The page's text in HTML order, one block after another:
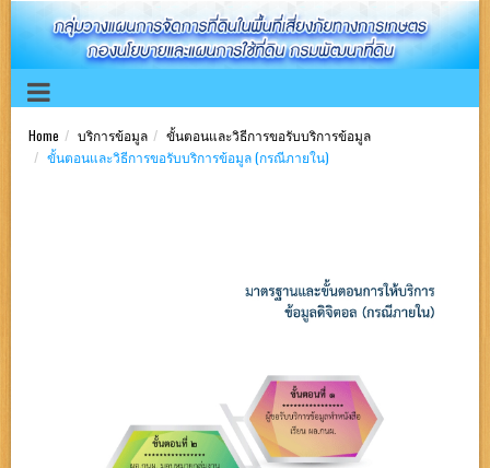
Home บริการข้อมูล
ขั้นตอนและวิธีการขอรับบริการข้อมูล
ขั้นตอนและวิธีการขอรับบริการข้อมูล (กรณีภายใน)